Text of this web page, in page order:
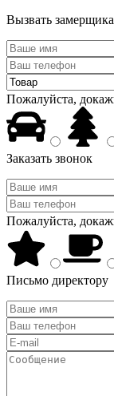
Вызвать замерщика
Пожалуйста,
Заказать звонок
Пожалуйста,
Письмо директору